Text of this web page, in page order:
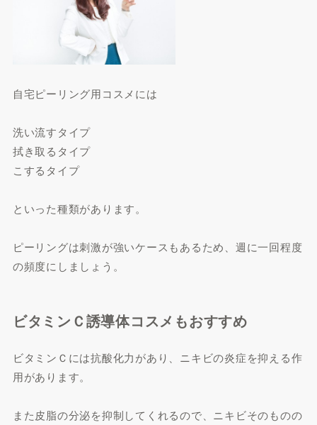
自宅ピーリング用コスメには
洗い流すタイプ
拭き取るタイプ
こするタイプ
といった種類があります。
ピーリングは刺激が強いケースもあるため、週に一回程度
の頻度にしましょう。
ビタミンＣ誘導体コスメもおすすめ
ビタミンＣには抗酸化力があり、ニキビの炎症を抑える作
用があります。
また皮脂の分泌を抑制してくれるので、ニキビそのものの